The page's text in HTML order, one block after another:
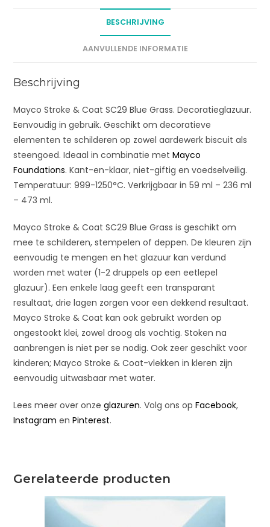
:
BESCHRIJVING
AANVULLENDE INFORMATIE
Beschrijving
Mayco Stroke & Coat SC29 Blue Grass. Decoratieglazuur.
Eenvoudig in gebruik. Geschikt om decoratieve
elementen te schilderen op zowel aardewerk biscuit als
steengoed. Ideaal in combinatie metMayco
Foundations. Kant-en-klaar, niet-giftig en voedselveilig.
Temperatuur: 999-1250°C. Verkrijgbaar in 59 ml – 236 ml
– 473 ml.
Mayco Stroke & Coat SC29 Blue Grass is geschikt om
mee te schilderen, stempelen of deppen. De kleuren zijn
eenvoudig te mengen en het glazuur kan verdund
worden met water (1-2 druppels op een eetlepel
glazuur). Een enkele laag geeft een transparant
resultaat, drie lagen zorgen voor een dekkend resultaat.
Mayco Stroke & Coat kan ook gebruikt worden op
ongestookt klei, zowel droog als vochtig. Stoken na
aanbrengen is niet per se nodig. Ook zeer geschikt voor
kinderen; Mayco Stroke & Coat-vlekken in kleren zijn
eenvoudig uitwasbaar met water.
Lees meer over onzeglazuren. Volg ons opFacebook,
Instagram enPinterest.
Gerelateerde producten